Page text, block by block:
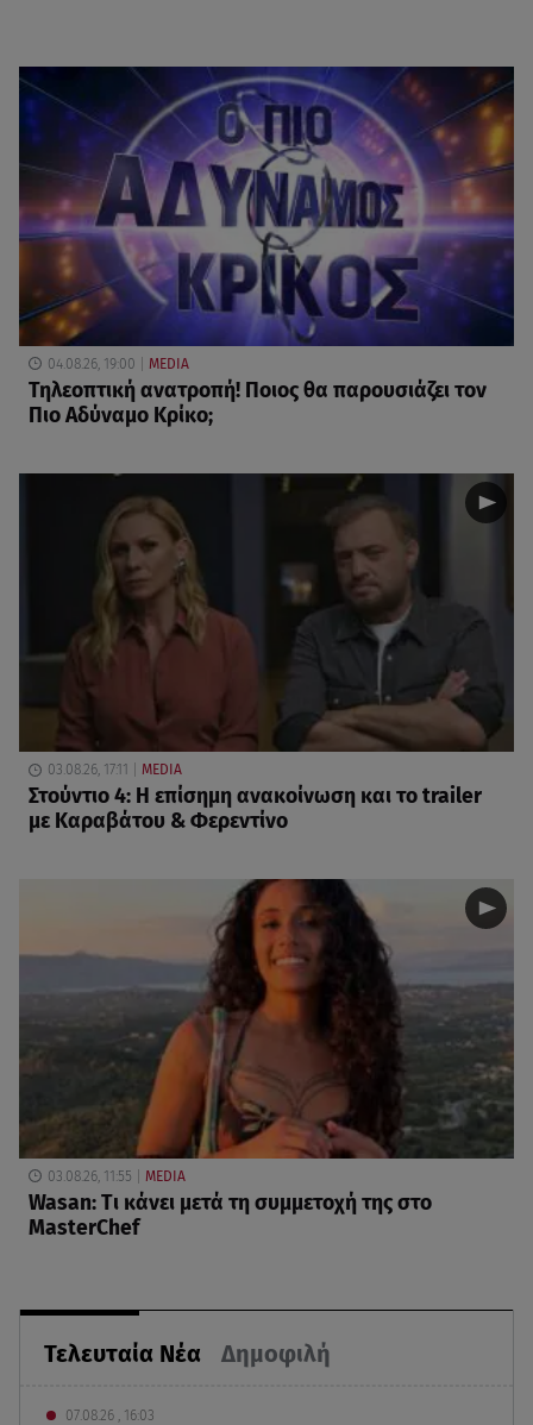
Τελευταία Νέα Δημοφιλή
07.08.26 , 16:03
04.08.26, 19:00 MEDIA
Τηλεοπτική ανατροπή! Ποιος θα παρουσιάζει τον
Πιο Αδύναμο Κρίκο;
03.08.26, 17:11 MEDIA
Στούντιο 4: Η επίσημη ανακοίνωση και το trailer
με Καραβάτου & Φερεντίνο
03.08.26, 11:55 MEDIA
Wasan: Tι κάνει μετά τη συμμετοχή της στο
MasterChef